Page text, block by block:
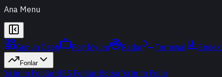
Ana Menu
Günün Özeti Portföyüm Radar Terminal
Fonlar
Yatırım FonlarıBES FonlarıBorsa Yatırım Fonu